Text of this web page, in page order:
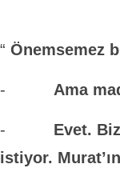
“ Önemsemez
- Ama
- Evet.
istiyor.